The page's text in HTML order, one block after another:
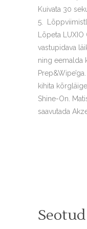
Kuivata 30
Lõpeta
vastupidava
ning eemalda
kihita
Shine-On.
saavutada